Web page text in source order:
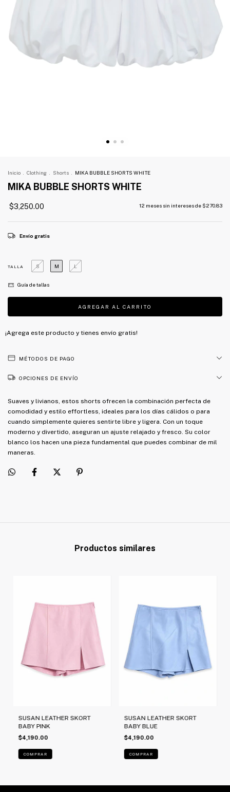
Inicio . Clothing . Shorts . MIKA BUBBLE SHORTS WHITE
MIKA BUBBLE SHORTS WHITE
$3,250.00 12 meses sin intereses de $270.83
Envío gratis
TALLA S M L
Guía de tallas
¡Agrega este producto y tienes envío gratis!
MÉTODOS DE PAGO
OPCIONES DE ENVÍO
Suaves y livianos, estos shorts ofrecen la combinación perfecta de
comodidad y estilo effortless, ideales para los días cálidos o para
cuando simplemente quieres sentirte libre y ligera. Con un toque
moderno y divertido, aseguran un ajuste relajado y fresco. Su color
blanco los hacen una pieza fundamental que puedes combinar de mil
maneras.
Productos similares
SUSAN LEATHER SKORT
BABY PINK
$4,190.00
COMPRAR
SUSAN LEATHER SKORT
BABY BLUE
$4,190.00
COMPRAR